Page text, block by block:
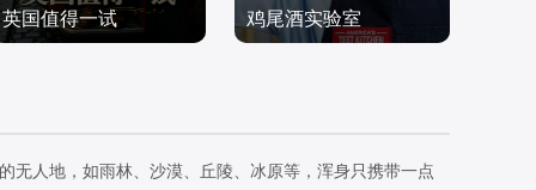
英国值得一试
2026/英国
鸡尾酒实验室
2026/美国
无人地，如雨林、沙漠、丘陵、冰原等，浑身只携带一点